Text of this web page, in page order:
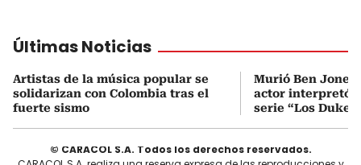
Últimas Noticias
Artistas de la música popular se
solidarizan con Colombia tras el
fuerte sismo
Murió Ben Jones
actor interpretó
serie “Los Dukes
© CARACOL S.A. Todos los derechos reservados.